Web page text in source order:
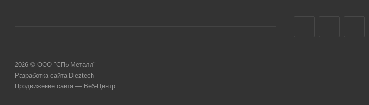
2026 © ООО "СПб Металл"
Разработка сайта Dieztech
Продвижение сайта — Веб-Центр